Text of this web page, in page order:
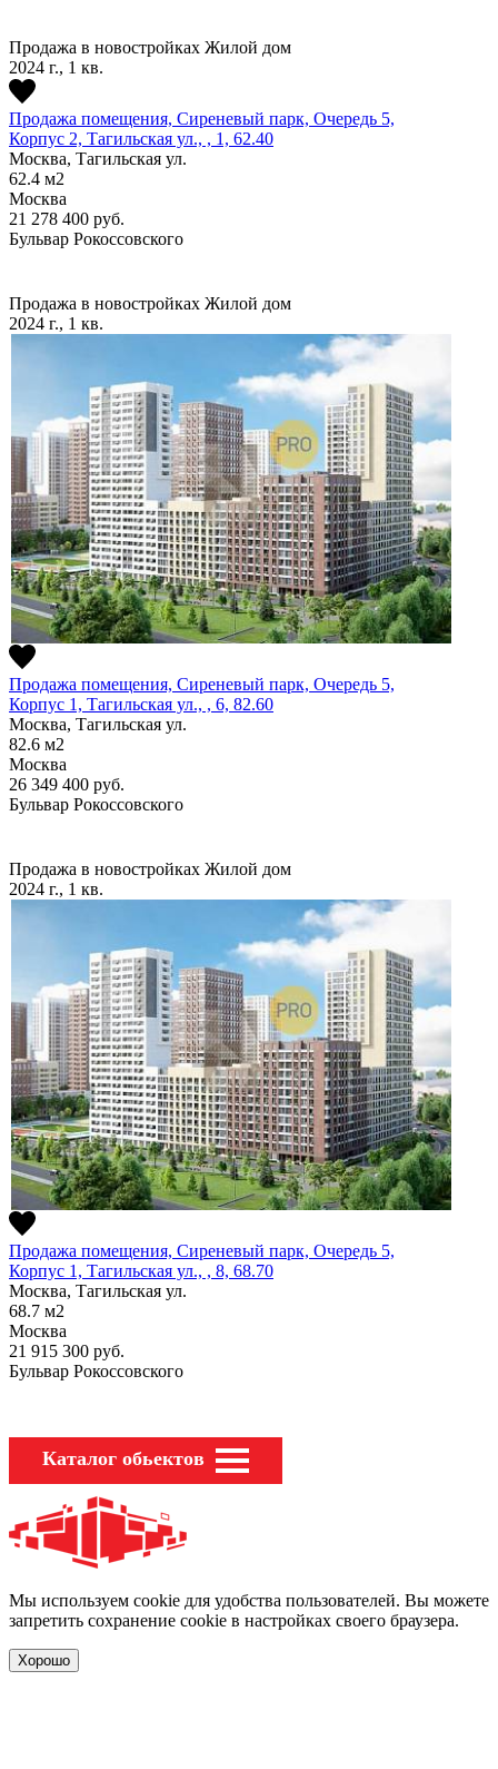
Продажа в новостройках Жилой дом
2024 г., 1 кв.
Продажа помещения, Сиреневый парк, Очередь 5,
Корпус 2, Тагильская ул., , 1, 62.40
Москва, Тагильская ул.
62.4 м2
Москва
21 278 400 руб.
Бульвар Рокоссовского
Продажа в новостройках Жилой дом
2024 г., 1 кв.
Продажа помещения, Сиреневый парк, Очередь 5,
Корпус 1, Тагильская ул., , 6, 82.60
Москва, Тагильская ул.
82.6 м2
Москва
26 349 400 руб.
Бульвар Рокоссовского
Продажа в новостройках Жилой дом
2024 г., 1 кв.
Продажа помещения, Сиреневый парк, Очередь 5,
Корпус 1, Тагильская ул., , 8, 68.70
Москва, Тагильская ул.
68.7 м2
Москва
21 915 300 руб.
Бульвар Рокоссовского
Каталог обьектов
Мы используем cookie для удобства пользователей. Вы можете
запретить сохранение cookie в настройках своего браузера.
Хорошо